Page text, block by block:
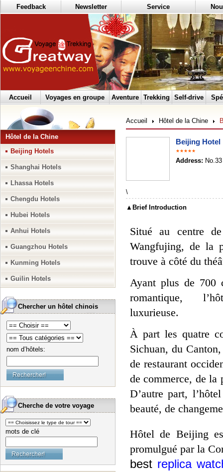
Feedback Newsletter Service
Accueil Voyages en groupe Aventure Trekking Self-drive
Hôtel de la Chine
Beijing Hotels
Shanghai Hotels
Lhassa Hotels
Chengdu Hotels
Hubei Hotels
Anhui Hotels
Guangzhou Hotels
Kunming Hotels
Guilin Hotels
Chercher un hôtel chinois
nom d’hôtels:
Cherche de votre voyage
mots de clé
Accueil Hôtel de la Chine
Beijing Hotel
★★★★★
Address:
\
▲Brief Introduction
Situé au centre
Wangfujing, de la
trouve à côté du
Ayant plus de 700
romantique,
luxurieuse.
À part les quatre
Sichuan, du
de restaurant
de commerce, de la
D’autre part,
beauté, de
Hôtel de Beijing
promulgué par la
best replica